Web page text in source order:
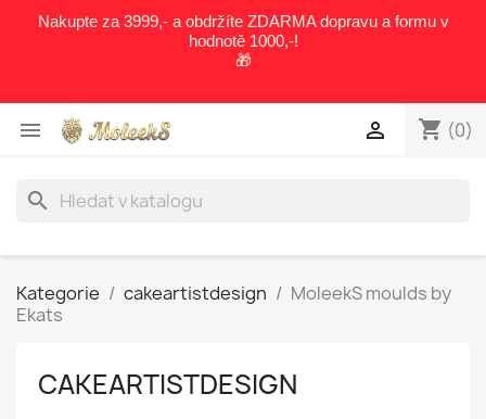
Nakupte za 3999,- a obdržíte ZDARMA dopravu a formu v
hodnotě 1000,-!
🎁
 shopping_cart (0)

search
Kategorie cakeartistdesign
MoleekS moulds by
Ekats
CAKEARTISTDESIGN